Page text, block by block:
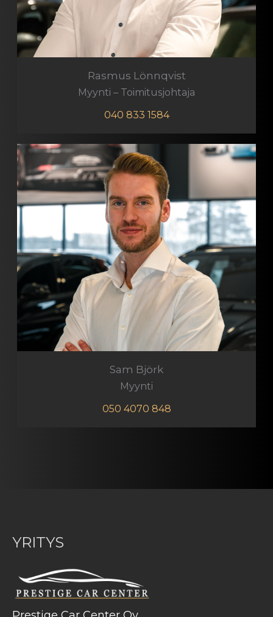
Rasmus Lönnqvist
Myynti – Toimitusjohtaja
040 833 1584
Sam Björk
Myynti
050 4070 848
YRITYS